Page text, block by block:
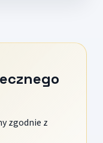
zgodnie z